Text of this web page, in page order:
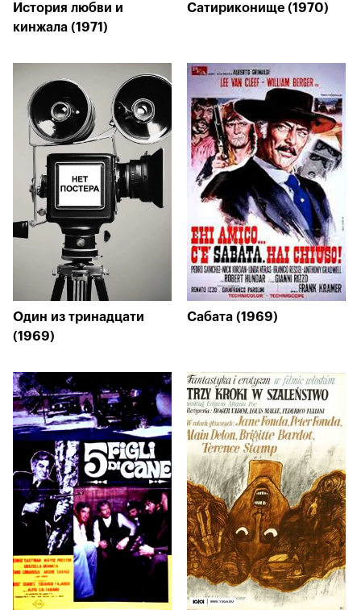
История любви и
кинжала (1971)
Сатириконище (1970)
Один из тринадцати
(1969)
Сабата (1969)